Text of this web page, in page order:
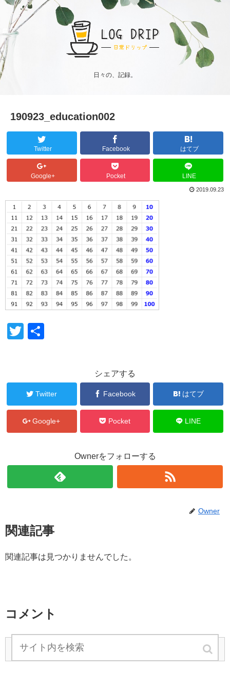
日々の、記録。
190923_education002
Twitter Facebook はてブ
Google+ Pocket LINE
2019.09.23
T
er
シェアする
Twitter Facebook はてブ
Google+ Pocket LINE
Ownerをフォローする
Owner
関連記事
関連記事は見つかりませんでした。
コメント
コメントを書き込む